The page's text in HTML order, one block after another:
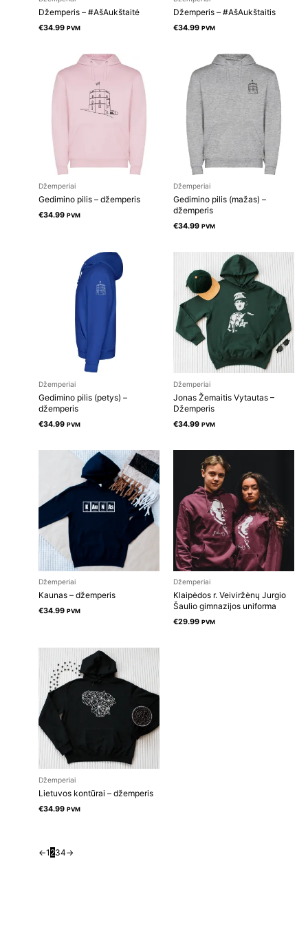
Džemperis – #AšAukštaitė
€34.99 PVM
Džemperis – #AšAukštaitis
€34.99 PVM
Džemperiai
Gedimino pilis – džemperis
€34.99 PVM
Džemperiai
Gedimino pilis (mažas) –
džemperis
€34.99 PVM
Džemperiai
Gedimino pilis (petys) –
džemperis
€34.99 PVM
Džemperiai
Jonas Žemaitis Vytautas –
Džemperis
€34.99 PVM
Džemperiai
Kaunas – džemperis
€34.99 PVM
Džemperiai
Klaipėdos r. Veiviržėnų Jurgio
Šaulio gimnazijos uniforma
€29.99 PVM
Džemperiai
Lietuvos kontūrai – džemperis
€34.99 PVM
←1 234→